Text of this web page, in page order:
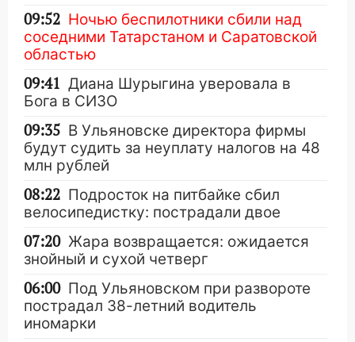
09:52 Ночью беспилотники сбили над
соседними Татарстаном и Саратовской
областью
09:41 Диана Шурыгина уверовала в
Бога в СИЗО
09:35 В Ульяновске директора фирмы
будут судить за неуплату налогов на 48
млн рублей
08:22 Подросток на питбайке сбил
велосипедистку: пострадали двое
07:20 Жара возвращается: ожидается
знойный и сухой четверг
06:00 Под Ульяновском при развороте
пострадал 38-летний водитель
иномарки